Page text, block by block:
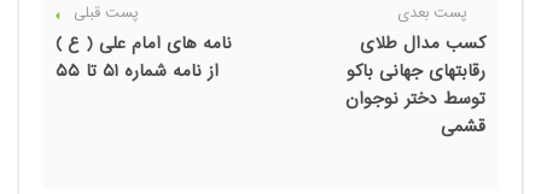
پست قبلی
نامه های امام علی ( ع )
از نامه شماره ​51 تا ​​55
پست بعدی
کسب مدال طلای
رقابتهای جهانی باکو
توسط دختر نوجوان
قشمی